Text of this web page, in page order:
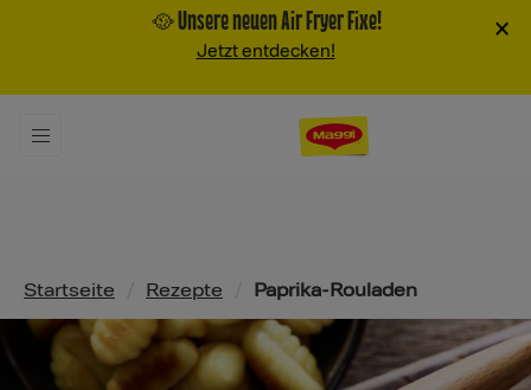
🥘 Unsere neuen Air Fryer Fixe!
Jetzt entdecken!
×
Pfadnavigation
Startseite Rezepte Paprika-Rouladen